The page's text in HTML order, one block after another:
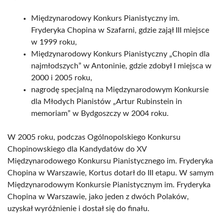
Międzynarodowy Konkurs Pianistyczny im.
Fryderyka Chopina w Szafarni, gdzie zajął III miejsce
w 1999 roku,
Międzynarodowy Konkurs Pianistyczny „Chopin dla
najmłodszych” w Antoninie, gdzie zdobył I miejsca w
2000 i 2005 roku,
nagrodę specjalną na Międzynarodowym Konkursie
dla Młodych Pianistów „Artur Rubinstein in
memoriam” w Bydgoszczy w 2004 roku.
W 2005 roku, podczas Ogólnopolskiego Konkursu
Chopinowskiego dla Kandydatów do XV
Międzynarodowego Konkursu Pianistycznego im. Fryderyka
Chopina w Warszawie, Kortus dotarł do III etapu. W samym
Międzynarodowym Konkursie Pianistycznym im. Fryderyka
Chopina w Warszawie, jako jeden z dwóch Polaków,
uzyskał wyróżnienie i dostał się do finału.